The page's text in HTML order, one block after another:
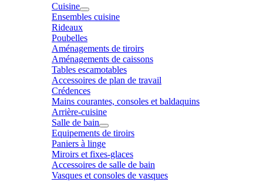
Cuisine
Ensembles cuisine
Rideaux
Poubelles
Aménagements de tiroirs
Aménagements de caissons
Tables escamotables
Accessoires de plan de travail
Crédences
Mains courantes, consoles et baldaquins
Arrière-cuisine
Salle de bain
Equipements de tiroirs
Paniers à linge
Miroirs et fixes-glaces
Accessoires de salle de bain
Vasques et consoles de vasques